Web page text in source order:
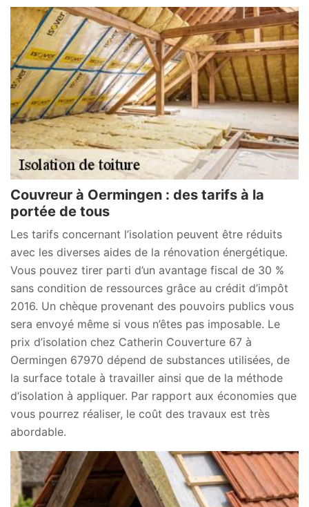
Couvreur à Oermingen : des tarifs à la
portée de tous
Les tarifs concernant l’isolation peuvent être réduits
avec les diverses aides de la rénovation énergétique.
Vous pouvez tirer parti d’un avantage fiscal de 30 %
sans condition de ressources grâce au crédit d’impôt
2016. Un chèque provenant des pouvoirs publics vous
sera envoyé même si vous n’êtes pas imposable. Le
prix d’isolation chez Catherin Couverture 67 à
Oermingen 67970 dépend de substances utilisées, de
la surface totale à travailler ainsi que de la méthode
d’isolation à appliquer. Par rapport aux économies que
vous pourrez réaliser, le coût des travaux est très
abordable.